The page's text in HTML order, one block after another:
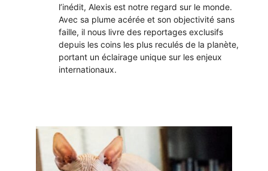
l’inédit, Alexis est notre regard sur le monde.
Avec sa plume acérée et son objectivité sans
faille, il nous livre des reportages exclusifs
depuis les coins les plus reculés de la planète,
portant un éclairage unique sur les enjeux
internationaux.